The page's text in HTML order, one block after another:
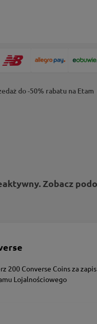
do -50% rabatu na Etam
Zobacz
200 Converse Coins za
Lojalnościowego